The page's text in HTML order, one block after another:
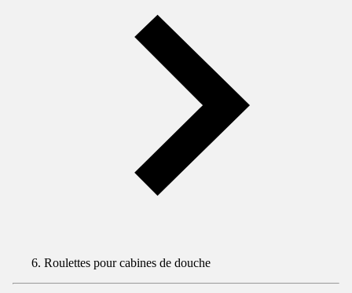
Roulettes pour cabines de douche